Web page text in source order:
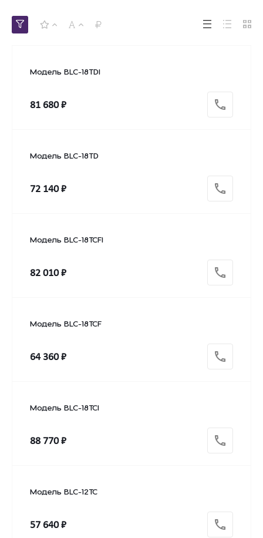
Модель BLC-18TDI
81 680 ₽
Модель BLC-18TD
72 140 ₽
Модель BLC-18TCFI
82 010 ₽
Модель BLC-18TCF
64 360 ₽
Модель BLC-18TCI
88 770 ₽
Модель BLC-12TC
57 640 ₽